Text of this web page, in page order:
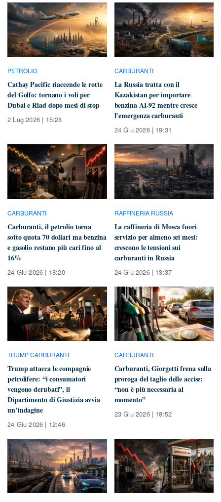
PETROLIO
Cathay Pacific riaccende le rotte
del Golfo: tornano i voli per
Dubai e Riad dopo mesi di stop
2 Lug 2026 | 15:28
CARBURANTI
La Russia tratta con il
Kazakistan per importare
benzina AI-92 mentre cresce
l’emergenza carburanti
24 Giu 2026 | 19:31
CARBURANTI
Carburanti, il petrolio torna
sotto quota 70 dollari ma benzina
e gasolio restano più cari fino al
16%
24 Giu 2026 | 18:20
RAFFINERIA RUSSIA
La raffineria di Mosca fuori
servizio per almeno sei mesi:
crescono le tensioni sui
carburanti in Russia
24 Giu 2026 | 13:37
TRUMP CARBURANTI
Trump attacca le compagnie
petrolifere: “i consumatori
vengono derubati”, il
Dipartimento di Giustizia avvia
un’indagine
24 Giu 2026 | 12:46
CARBURANTI
Carburanti, Giorgetti frena sulla
proroga del taglio delle accise:
“non è più necessaria al
momento”
23 Giu 2026 | 18:52